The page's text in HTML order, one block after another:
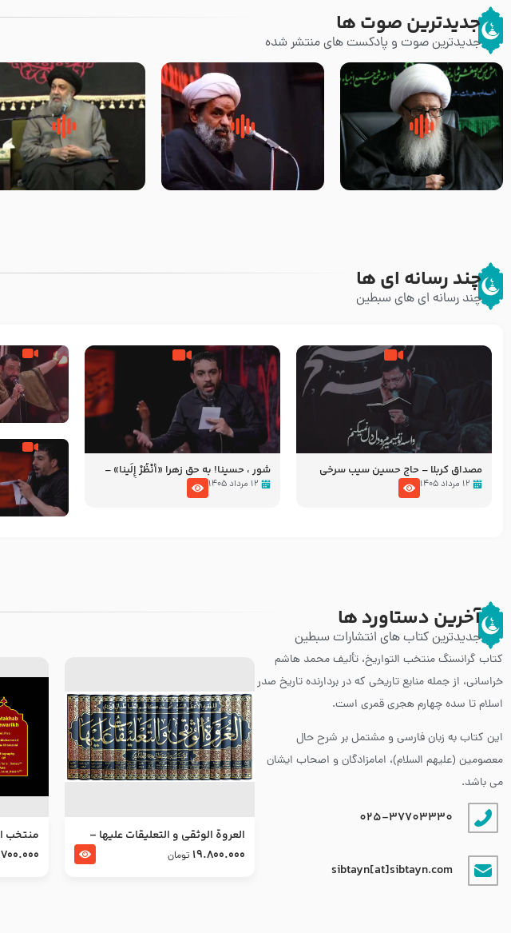
جدیدترین صوت ها
جدیدترین صوت و پادکست های منتشر شده
زوّار اربعین امام حسین (علیه
السلام) با این اشتیاق به زیارت
روضه جانسوز پاره های جگر امام
حسن مجتبی علیه السلام-حجت
لقب حضرت رقیه سلام الله علیها
به چه معناست – حجت الاسلام
چند رسانه ای ها
چند رسانه ای های سبطین
مصداق کربلا – حاج حسین سیب سرخی
۱۲ مرداد ۱۴۰۵
شور ، حسینا! به‌ حق زهرا «أُنْظُرْ إِلَینا» –
عزاداری شب هفتم ماه محرّم 1405
۱۲ مرداد ۱۴۰۵
آخرین دستاورد ها
جدیدترین کتاب های انتشارات سبطین
کتاب گرانسنگ منتخب التواريخ، تألیف محمد هاشم
خراسانی، از جمله منابع تاریخی که در بردارنده تاریخ صدر
اسلام تا سده چهارم هجری قمری است.
این کتاب به زبان فارسی و مشتمل بر شرح حال
معصومین (علیهم السلام)، امامزادگان و اصحاب ایشان
می باشد.
025-37703330
sibtayn[at]sibtayn.com
العروة الوثقى و التعليقات عليها –
طرح جدید
19.800.000 تومان
منتخب
جعفر
700.000